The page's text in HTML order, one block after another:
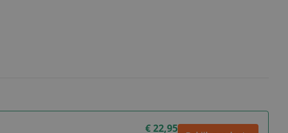
€ 22,95